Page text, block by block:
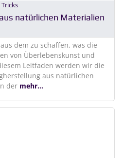
natürlichen Materialien
dem zu schaffen, was die
von Überlebenskunst und
Leitfaden werden wir die
aus natürlichen
der mehr...